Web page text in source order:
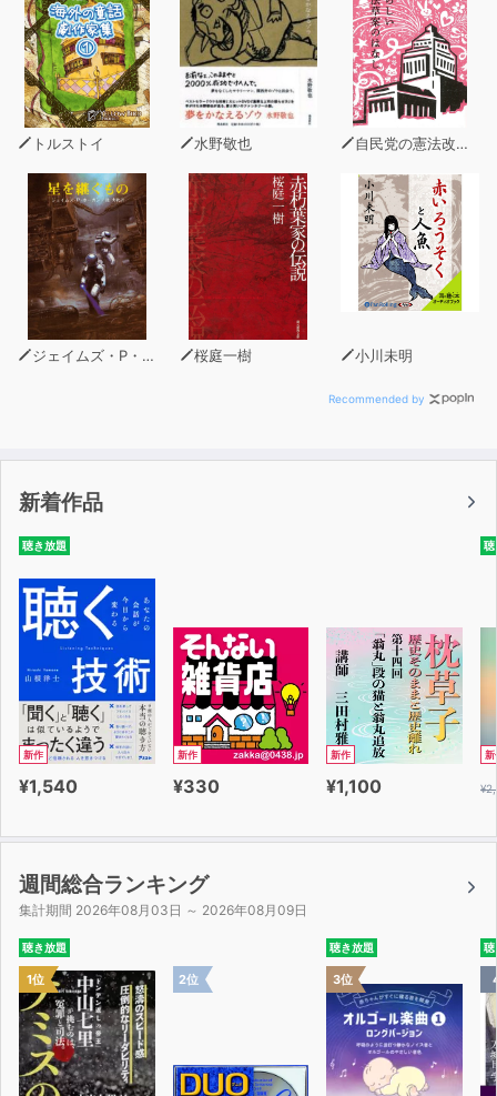
トルストイ 水野敬也 自民党の憲法改正草案を爆発的にひろめる有志連合
ジェイムズ・P・ホーガン 桜庭一樹 小川未明
Recommended by
新着作品
聴き放題
新作
¥1,540
新作
¥330
新作
¥1,100
聴
新
週間総合ランキング
集計期間 2026年08月03日 ～ 2026年08月09日
聴き放題
1位 2位
聴き放題
3位
聴